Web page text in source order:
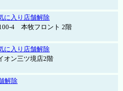
に入り店舗解除
4 本牧フロント 2階
に入り店舗解除
オン三ツ境店2階
解除